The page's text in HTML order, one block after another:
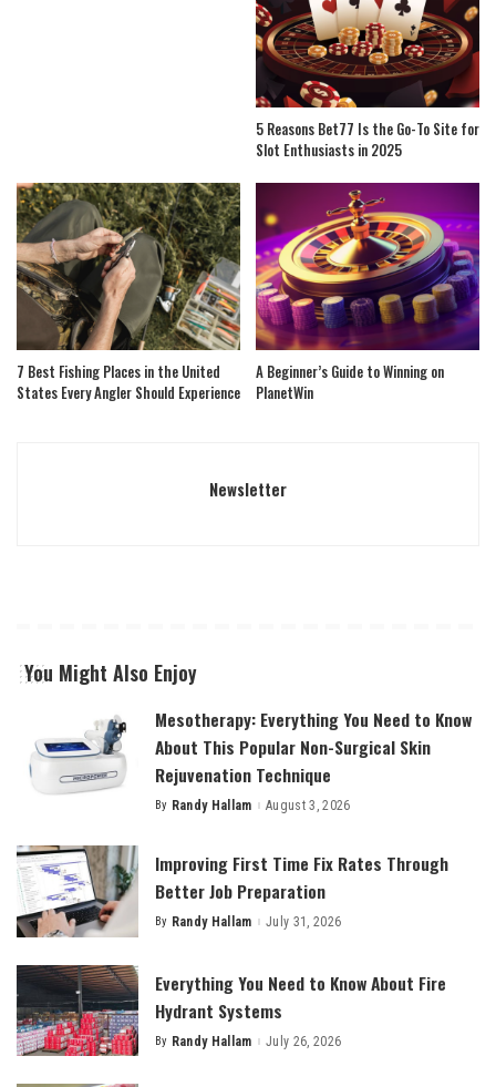
5 Reasons Bet77 Is the Go-To Site for
Slot Enthusiasts in 2025
7 Best Fishing Places in the United
States Every Angler Should Experience
A Beginner’s Guide to Winning on
PlanetWin
Newsletter
You Might Also Enjoy
Mesotherapy: Everything You Need to Know
About This Popular Non-Surgical Skin
Rejuvenation Technique
Posted
By Randy Hallam August 3, 2026
Improving First Time Fix Rates Through
Better Job Preparation
Posted
By Randy Hallam July 31, 2026
Everything You Need to Know About Fire
Hydrant Systems
Posted
By Randy Hallam July 26, 2026